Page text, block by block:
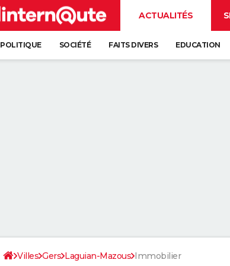
ACTUALITÉS
POLITIQUE SOCIÉTÉ FAITS DIVERS EDUCATION
Villes Gers Laguian-Mazous Immobilier